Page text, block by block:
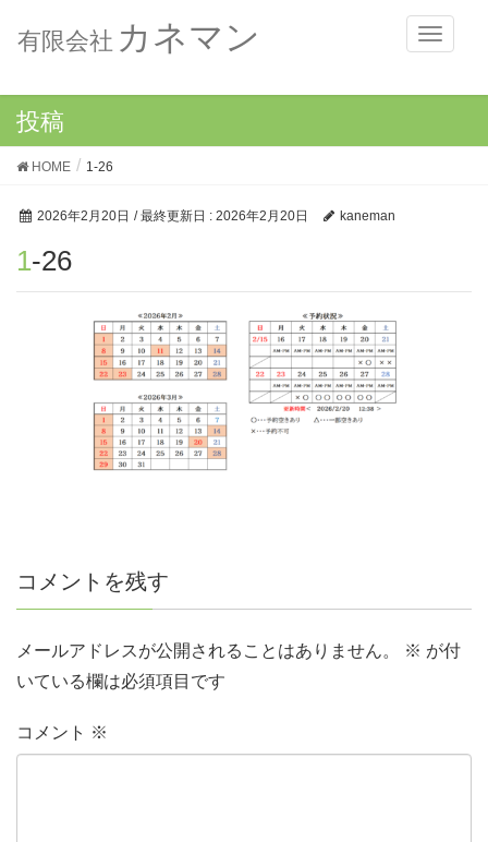
メ
ニ
有限会社 カネマン
投稿
HOME 1-26
2026年2月20日 / 最終更新日 : 2026年2月20日 kaneman
1-26
コメントを残す
メールアドレスが公開されることはありません。 ※ が付
いている欄は必須項目です
コメント ※